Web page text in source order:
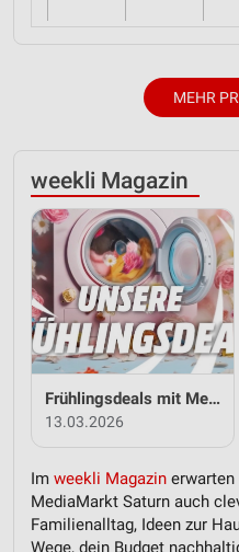
MEHR
weekli Magazin
Frühlingsdeals mit MediaMarkt Saturn
13.03.2026
Im weekli Magazin erwarten
MediaMarkt Saturn auch
Familienalltag, Ideen zur
Wege, dein Budget